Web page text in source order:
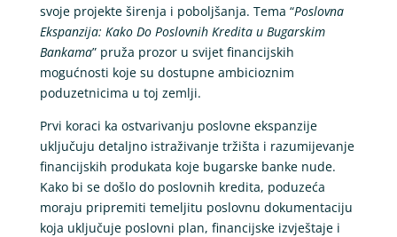
svoje projekte širenja i poboljšanja. Tema “Poslovna
Ekspanzija: Kako Do Poslovnih Kredita u Bugarskim
Bankama” pruža prozor u svijet financijskih
mogućnosti koje su dostupne ambicioznim
poduzetnicima u toj zemlji.
Prvi koraci ka ostvarivanju poslovne ekspanzije
uključuju detaljno istraživanje tržišta i razumijevanje
financijskih produkata koje bugarske banke nude.
Kako bi se došlo do poslovnih kredita, poduzeća
moraju pripremiti temeljitu poslovnu dokumentaciju
koja uključuje poslovni plan, financijske izvještaje i